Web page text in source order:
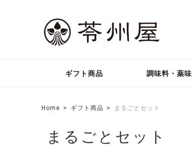
ギフト商品 調味料・薬味
Home ギフト商品 まるごとセット
まるごとセット